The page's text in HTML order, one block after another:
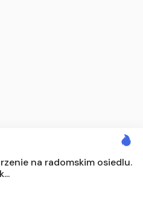
na radomskim osiedlu.